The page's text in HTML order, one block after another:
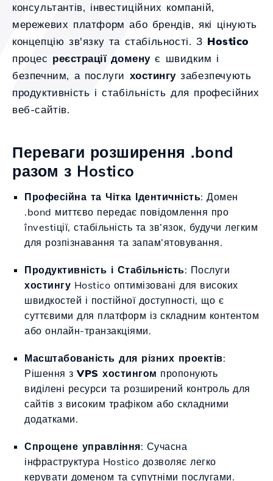
консультантів, інвестиційних компаній,
мережевих платформ або брендів, які цінують
концепцію зв'язку та стабільності. З Hostico
процес реєстрації доменує швидким і
безпечним, а послуги хостингузабезпечують
продуктивність і стабільність для професійних
веб-сайтів.
Переваги розширення .bond
разом з Hostico
Професійна та Чітка Ідентичність: Домен
.bond миттєво передає повідомлення про
învestiції, стабільність та зв’язок, будучи легким
для розпізнавання та запам’ятовування.
Продуктивність і Стабільність: Послуги
хостингу Hostico оптимізовані для високих
швидкостей і постійної доступності, що є
суттєвими для платформ із складним контентом
або онлайн-транзакціями.
Масштабованість для різних проектів:
Рішення зVPS хостингом пропонують
виділені ресурси та розширений контроль для
сайтів з високим трафіком або складними
додатками.
Спрощене управління: Сучасна
інфраструктура Hostico дозволяє легко
керувати доменом та супутніми послугами.